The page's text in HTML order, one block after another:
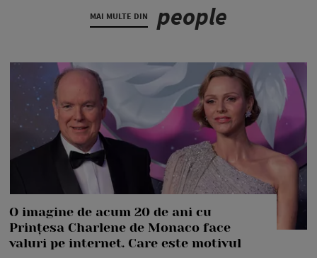
MAI MULTE DIN people
O imagine de acum 20 de ani cu
Prințesa Charlene de Monaco face
valuri pe internet. Care este motivul